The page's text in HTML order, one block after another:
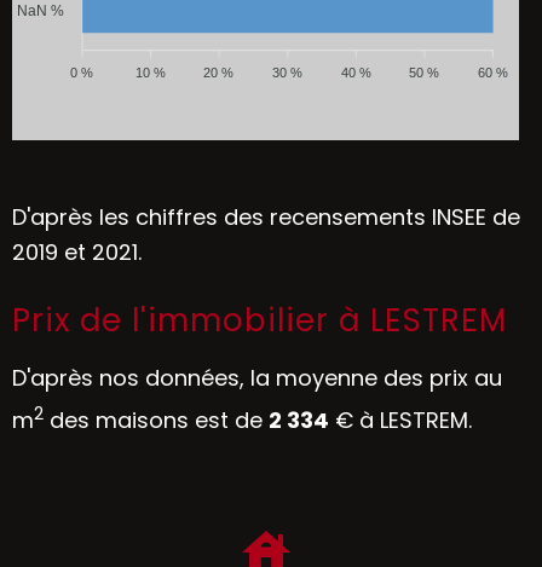
NaN %
60 %
50 %
40 %
30 %
20 %
10 %
0 %
D'après les chiffres des recensements INSEE de
2019 et 2021.
Prix de l'immobilier à LESTREM
D'après nos données, la moyenne des prix au
m2 des maisons est de 2 334 € à LESTREM.